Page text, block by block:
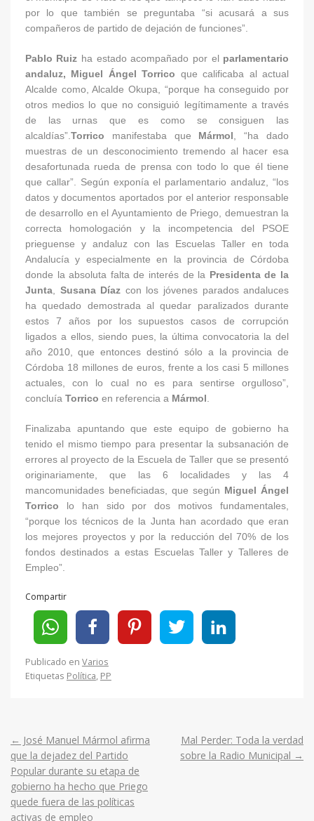
por lo que también se preguntaba “si acusará a sus
compañeros de partido de dejación de funciones”.
Pablo Ruiz ha estado acompañado por el parlamentario
andaluz, Miguel Ángel Torrico que calificaba al actual
Alcalde como, Alcalde Okupa, “porque ha conseguido por
otros medios lo que no consiguió legítimamente a través
de las urnas que es como se consiguen las
alcaldías”. Torrico manifestaba que Mármol , “ha dado
muestras de un desconocimiento tremendo al hacer esa
desafortunada rueda de prensa con todo lo que él tiene
que callar”. Según exponía el parlamentario andaluz, “los
datos y documentos aportados por el anterior responsable
de desarrollo en el Ayuntamiento de Priego, demuestran la
correcta homologación y la incompetencia del PSOE
prieguense y andaluz con las Escuelas Taller en toda
Andalucía y especialmente en la provincia de Córdoba
donde la absoluta falta de interés de la Presidenta de la
Junta, Susana Díaz con los jóvenes parados andaluces
ha quedado demostrada al quedar paralizados durante
estos 7 años por los supuestos casos de corrupción
ligados a ellos, siendo pues, la última convocatoria la del
año 2010, que entonces destinó sólo a la provincia de
Córdoba 18 millones de euros, frente a los casi 5 millones
actuales, con lo cual no es para sentirse orgulloso”,
concluía Torrico en referencia a Mármol
Finalizaba apuntando que este equipo de gobierno ha
tenido el mismo tiempo para presentar la subsanación de
errores al proyecto de la Escuela de Taller que se presentó
originariamente, que las 6 localidades y las 4
mancomunidades beneficiadas, que según Miguel Ángel
Torrico lo han sido por dos motivos fundamentales,
“porque los técnicos de la Junta han acordado que eran
los mejores proyectos y por la reducción del 70% de los
fondos destinados a estas Escuelas Taller y Talleres de
Empleo”.
Compartir
Publicado en Varios
Etiquetas Política, PP
Post
navigation
← José Manuel Mármol afirma
que la dejadez del Partido
Popular durante su etapa de
gobierno ha hecho que Priego
quede fuera de las políticas
activas de empleo
Mal Perder: Toda la verdad
sobre la Radio Municipal →